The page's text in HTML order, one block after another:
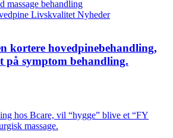
Livskvalitet Nyheder
kortere hovedpinebehandling,
på symptom behandling.
hos Bcare, vil “hygge” blive et “FY
massage.